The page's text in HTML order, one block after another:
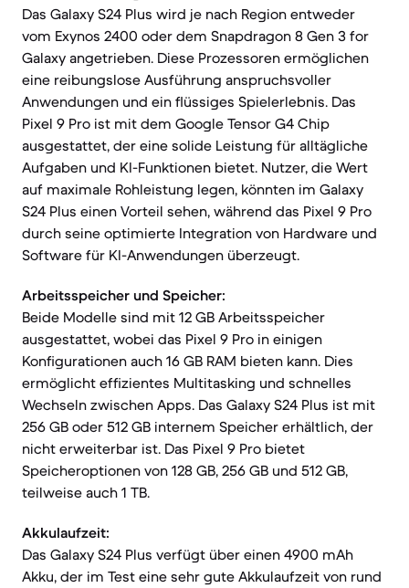
Das Galaxy S24 Plus wird je nach Region entweder
vom Exynos 2400 oder dem Snapdragon 8 Gen 3 for
Galaxy angetrieben. Diese Prozessoren ermöglichen
eine reibungslose Ausführung anspruchsvoller
Anwendungen und ein flüssiges Spielerlebnis. Das
Pixel 9 Pro ist mit dem Google Tensor G4 Chip
ausgestattet, der eine solide Leistung für alltägliche
Aufgaben und KI-Funktionen bietet. Nutzer, die Wert
auf maximale Rohleistung legen, könnten im Galaxy
S24 Plus einen Vorteil sehen, während das Pixel 9 Pro
durch seine optimierte Integration von Hardware und
Software für KI-Anwendungen überzeugt.
Arbeitsspeicher und Speicher:
Beide Modelle sind mit 12 GB Arbeitsspeicher
ausgestattet, wobei das Pixel 9 Pro in einigen
Konfigurationen auch 16 GB RAM bieten kann. Dies
ermöglicht effizientes Multitasking und schnelles
Wechseln zwischen Apps. Das Galaxy S24 Plus ist mit
256 GB oder 512 GB internem Speicher erhältlich, der
nicht erweiterbar ist. Das Pixel 9 Pro bietet
Speicheroptionen von 128 GB, 256 GB und 512 GB,
teilweise auch 1 TB.
Akkulaufzeit:
Das Galaxy S24 Plus verfügt über einen 4900 mAh
Akku, der im Test eine sehr gute Akkulaufzeit von rund